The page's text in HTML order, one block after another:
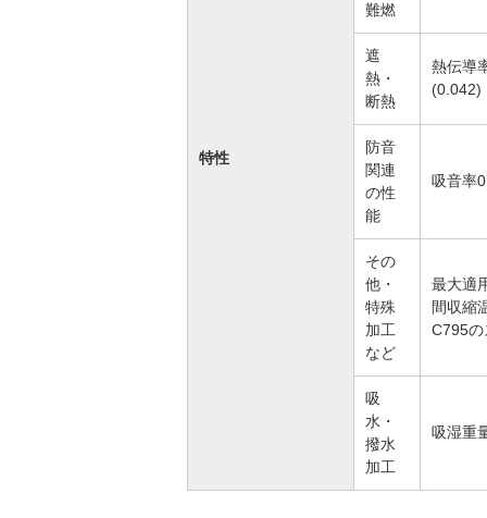
特性
難燃
遮
熱・
断熱
熱伝導
防音
関連
の性
能
吸音率
その
他・
特殊
加工
など
最大適
間収縮
C795の
吸
水・
撥水
加工
吸湿重